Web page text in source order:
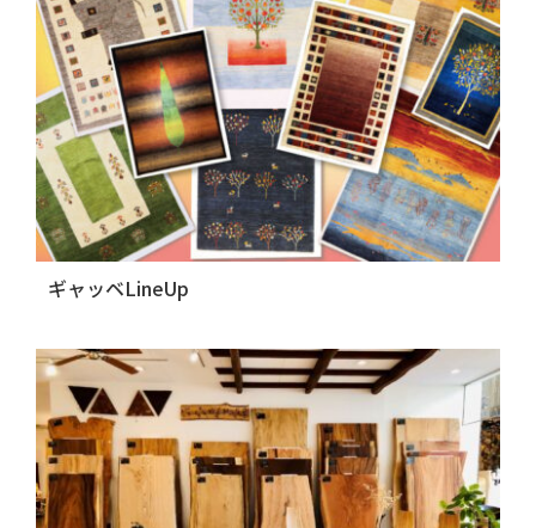
ギャッベLineUp